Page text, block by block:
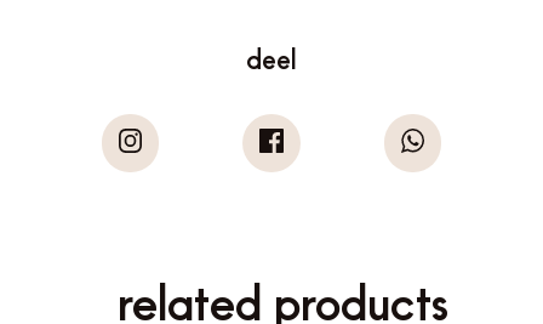
deel
related products